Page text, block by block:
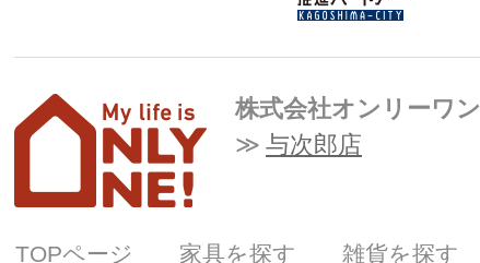
株式会社オンリーワン
与次郎店
TOPページ 家具を探す 雑貨を探す